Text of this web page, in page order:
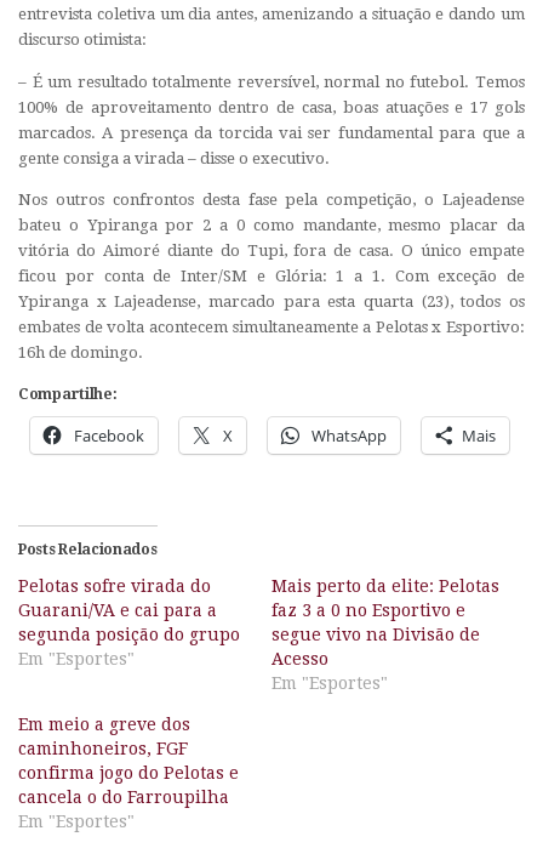
entrevista coletiva um dia antes, amenizando a situação e dando um
discurso otimista:
– É um resultado totalmente reversível, normal no futebol. Temos
100% de aproveitamento dentro de casa, boas atuações e 17 gols
marcados. A presença da torcida vai ser fundamental para que a
gente consiga a virada – disse o executivo.
Nos outros confrontos desta fase pela competição, o Lajeadense
bateu o Ypiranga por 2 a 0 como mandante, mesmo placar da
vitória do Aimoré diante do Tupi, fora de casa. O único empate
ficou por conta de Inter/SM e Glória: 1 a 1. Com exceção de
Ypiranga x Lajeadense, marcado para esta quarta (23), todos os
embates de volta acontecem simultaneamente a Pelotas x Esportivo:
16h de domingo.
Compartilhe:
Facebook X WhatsApp Mais
Posts Relacionados
Pelotas sofre virada do
Guarani/VA e cai para a
segunda posição do grupo
Em "Esportes"
Mais perto da elite: Pelotas
faz 3 a 0 no Esportivo e
segue vivo na Divisão de
Acesso
Em "Esportes"
Em meio a greve dos
caminhoneiros, FGF
confirma jogo do Pelotas e
cancela o do Farroupilha
Em "Esportes"